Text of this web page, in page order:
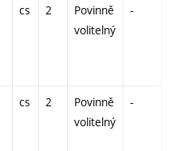
cs 2
Povinně
volitelný
-
cs 2
Povinně
volitelný
-